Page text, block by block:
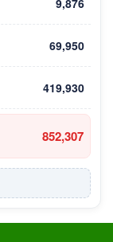
9,876
69,950
419,930
852,307